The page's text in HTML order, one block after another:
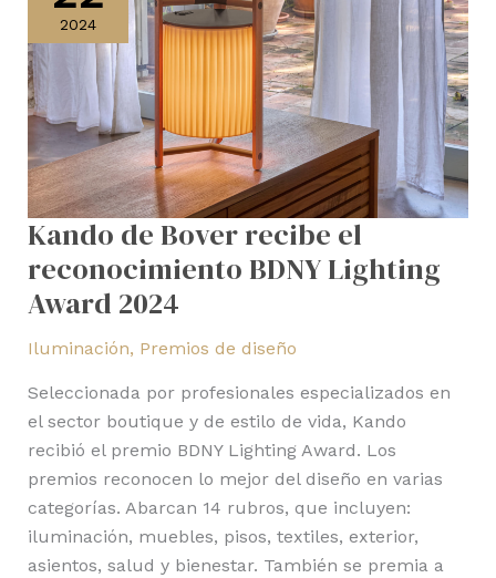
2024
Kando de Bover recibe el
reconocimiento BDNY Lighting
Award 2024
Iluminación, Premios de diseño
Seleccionada por profesionales especializados en
el sector boutique y de estilo de vida, Kando
recibió el premio BDNY Lighting Award. Los
premios reconocen lo mejor del diseño en varias
categorías. Abarcan 14 rubros, que incluyen:
iluminación, muebles, pisos, textiles, exterior,
asientos, salud y bienestar. También se premia a
recibe
el
reconocimiento
BDNY
Lighting
Award
2024